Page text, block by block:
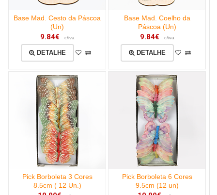
Base Mad. Cesto da Páscoa
(Un)
9.84€ c/iva
DETALHE
Base Mad. Coelho da
Páscoa (Un)
9.84€ c/iva
DETALHE
Pick Borboleta 3 Cores
8.5cm ( 12 Un.)
Pick Borboleta 6 Cores
9.5cm (12 un)